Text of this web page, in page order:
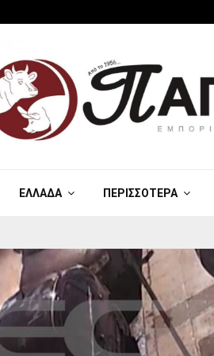
ΕΛΛΆΔΑ ΠΕΡΙΣΣΌΤΕΡΑ